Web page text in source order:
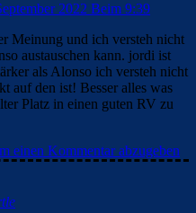
2022 Beim 9:39
Meinung und ich versteh nicht
austauschen kann. jordi ist
als Alonso ich versteh nicht
auf den ist! Besser alles was
Platz in einen guten RV zu
einen Kommentar abzugeben